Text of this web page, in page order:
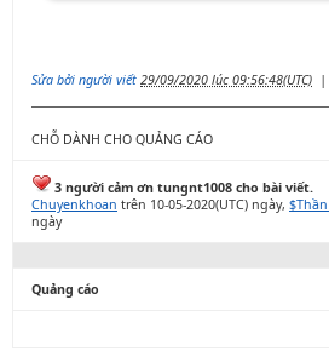
Sửa bởi người viết 29/09/2020 lúc 09:56:48(UTC) |
CHỖ DÀNH CHO QUẢNG CÁO
3 người cảm ơn tungnt1008 cho bài viết.
Chuyenkhoan trên 10-05-2020(UTC) ngày,
ngày
Quảng cáo